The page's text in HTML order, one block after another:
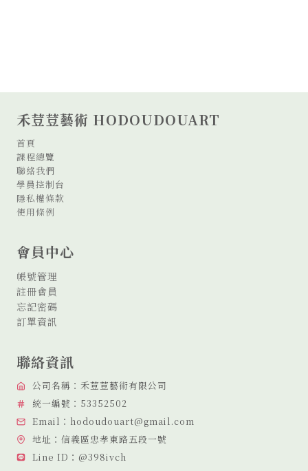
禾荳荳藝術 HODOUDOUART
首頁
課程總覽
聯絡我們
學員控制台
隱私權條款
使用條例
會員中心
帳號管理
註冊會員
忘記密碼
訂單資訊
聯絡資訊
公司名稱：禾荳荳藝術有限公司
統一編號：53352502
Email：hodoudouart@gmail.com
地址：信義區忠孝東路五段一號
Line ID：@398ivch